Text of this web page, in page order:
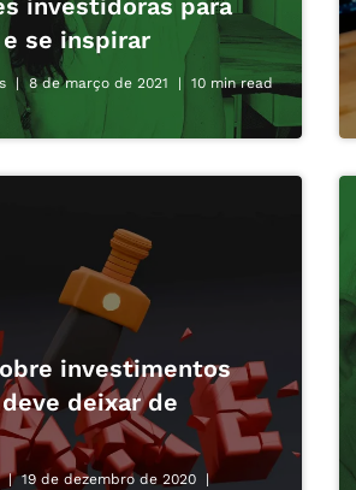
investidoras para
se inspirar
8 de março de 2021 10 min read
investimentos
deixar de
19 de dezembro de 2020